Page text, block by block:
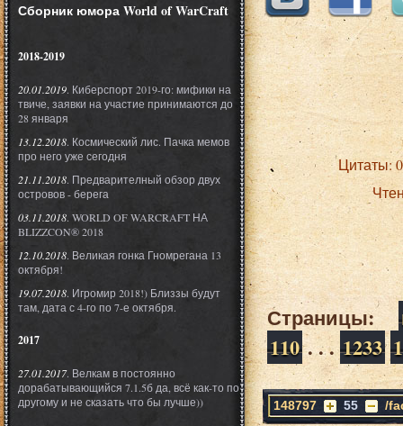
Сборник юмора World of WarCraft
2018-2019
20.01.2019. Киберспорт 2019-го: мифики на
твиче, заявки на участие принимаются до
28 января
13.12.2018. Космический лис. Пачка мемов
про него уже сегодня
21.11.2018. Предварителный обзор двух
островов - берега
03.11.2018. WORLD OF WARCRAFT НА
BLIZZCON® 2018
12.10.2018. Великая гонка Гномрегана 13
октября!
19.07.2018. Игромир 2018!) Близзы будут
там, дата с 4-го по 7-е октября.
2017
27.01.2017. Велкам в постоянно
дорабатывающийся 7.1.5б да, всё как-то по
другому и не сказать что бы лучше))
Цитаты:
Страницы:
110. . .1233
148797 55 /